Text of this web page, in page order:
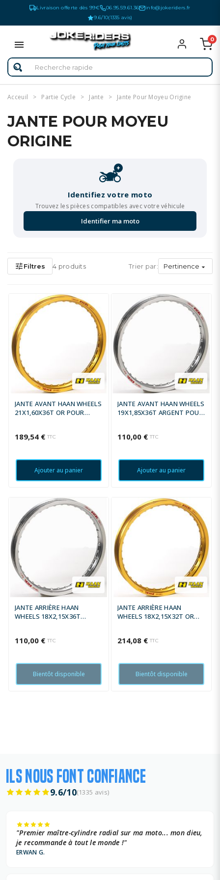
Livraison offerte dès 99€ 06.95.59.61.36
info@jokeriders.fr
9.6/10(1335 avis)
0
Acceuil Partie Cycle Jante Jante Pour Moyeu Origine
JANTE POUR MOYEU
ORIGINE
+
Identifiez votre moto
Trouvez les pièces compatibles avec votre véhicule
Identifier ma moto
tuneFiltres 4 produits Trier par: Pertinence 
JANTE AVANT HAAN WHEELS
21X1,60X36T OR POUR
189,54 € TTC
Ajouter au panier
JANTE AVANT HAAN WHEELS
19X1,85X36T ARGENT POUR
110,00 € TTC
Ajouter au panier
JANTE ARRIÈRE HAAN
WHEELS 18X2,15X36T
110,00 € TTC
Bientôt disponible
JANTE ARRIÈRE HAAN
WHEELS 18X2,15X32T OR
214,08 € TTC
Bientôt disponible
ILS NOUS FONT CONFIANCE
9.6/10(1335 avis)
"Premier maître-cylindre radial sur ma moto... mon dieu,
je recommande à tout le monde !"
ERWAN G.